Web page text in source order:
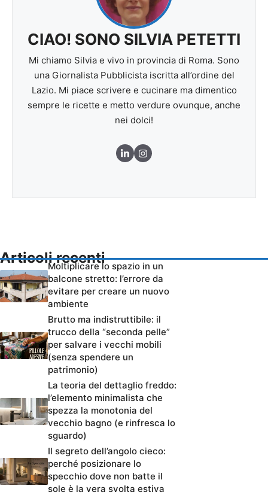
CIAO! SONO SILVIA PETETTI
Mi chiamo Silvia e vivo in provincia di Roma. Sono
una Giornalista Pubblicista iscritta all’ordine del
Lazio. Mi piace scrivere e cucinare ma dimentico
sempre le ricette e metto verdure ovunque, anche
nei dolci!
Articoli recenti
Moltiplicare lo spazio in un
balcone stretto: l’errore da
evitare per creare un nuovo
ambiente
Brutto ma indistruttibile: il
trucco della “seconda pelle”
per salvare i vecchi mobili
(senza spendere un
patrimonio)
La teoria del dettaglio freddo:
l’elemento minimalista che
spezza la monotonia del
vecchio bagno (e rinfresca lo
sguardo)
Il segreto dell’angolo cieco:
perché posizionare lo
specchio dove non batte il
sole è la vera svolta estiva